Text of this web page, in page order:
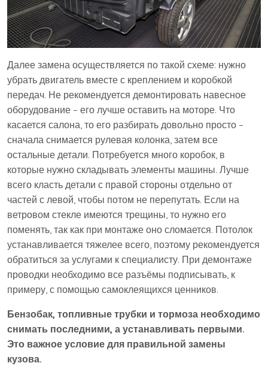
Далее замена осуществляется по такой схеме: нужно
убрать двигатель вместе с креплением и коробкой
передач. Не рекомендуется демонтировать навесное
оборудование – его лучше оставить на моторе. Что
касается салона, то его разбирать довольно просто –
сначала снимается рулевая колонка, затем все
остальные детали. Потребуется много коробок, в
которые нужно складывать элементы машины. Лучше
всего класть детали с правой стороны отдельно от
частей с левой, чтобы потом не перепутать. Если на
ветровом стекле имеются трещины, то нужно его
поменять, так как при монтаже оно сломается. Потолок
устанавливается тяжелее всего, поэтому рекомендуется
обратиться за услугами к специалисту. При демонтаже
проводки необходимо все разъёмы подписывать, к
примеру, с помощью самоклеящихся ценников.
Бензобак, топливные трубки и тормоза необходимо
снимать последними, а устанавливать первыми.
Это важное условие для правильной замены
кузова.